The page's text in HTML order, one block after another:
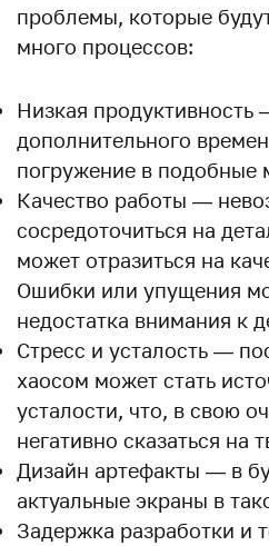
проблемы, которые
много процессов:
Низкая продуктивность
дополнительного
погружение в подобные
Качество работы —
сосредоточиться на
может отразиться на
Ошибки или упущения
недостатка внимания к
Стресс и усталость —
хаосом может стать
усталости, что, в свою
негативно сказаться на
Дизайн артефакты — в
актуальные экраны в
Задержка разработки и